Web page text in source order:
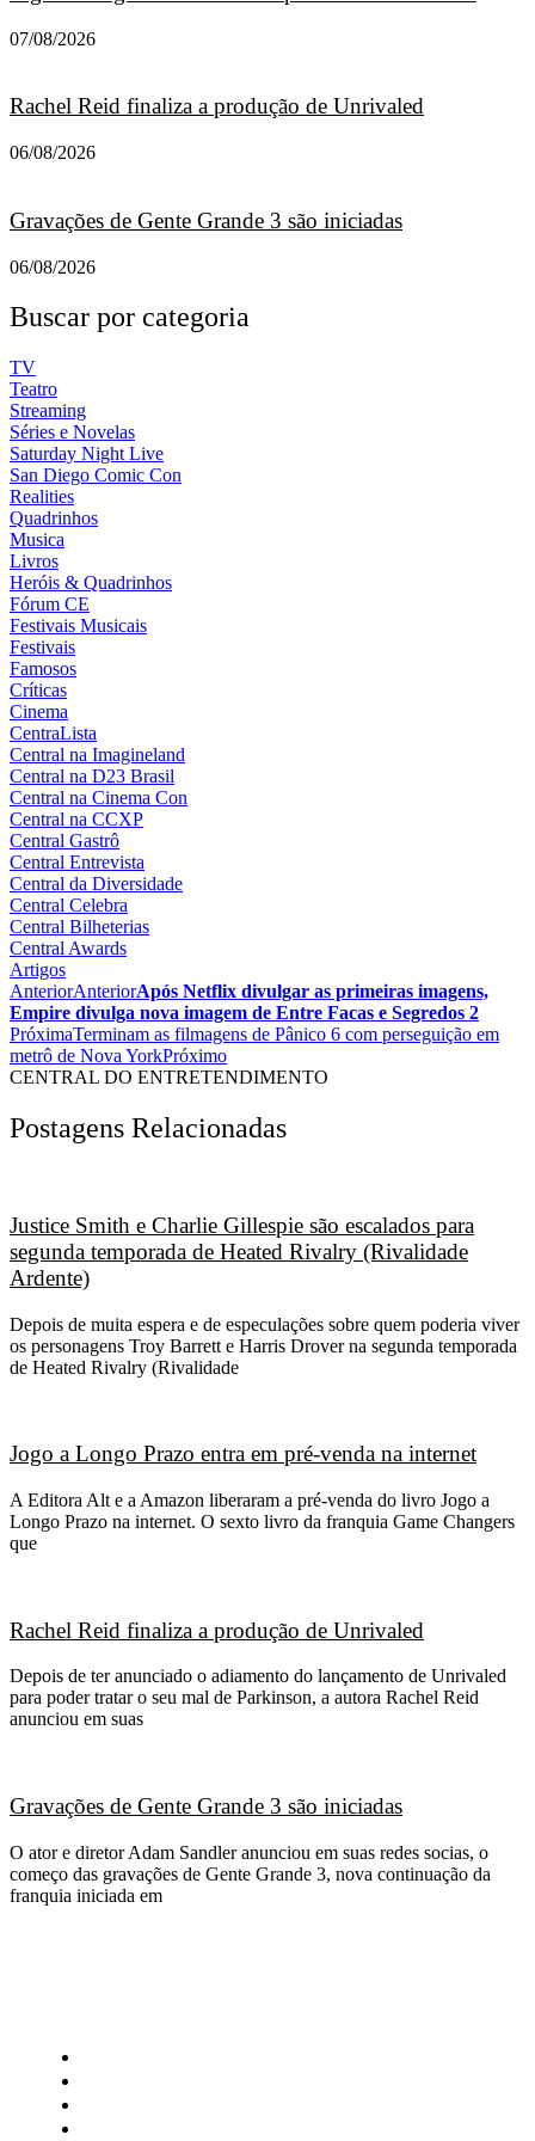
07/08/2026
Rachel Reid finaliza a produção de Unrivaled
06/08/2026
Gravações de Gente Grande 3 são iniciadas
06/08/2026
Buscar por categoria
TV
Teatro
Streaming
Séries e Novelas
Saturday Night Live
San Diego Comic Con
Realities
Quadrinhos
Musica
Livros
Heróis & Quadrinhos
Fórum CE
Festivais Musicais
Festivais
Famosos
Críticas
Cinema
CentraLista
Central na Imagineland
Central na D23 Brasil
Central na Cinema Con
Central na CCXP
Central Gastrô
Central Entrevista
Central da Diversidade
Central Celebra
Central Bilheterias
Central Awards
Artigos
AnteriorAnteriorApós Netflix divulgar as primeiras imagens,
Empire divulga nova imagem de Entre Facas e Segredos 2
PróximaTerminam as filmagens de Pânico 6 com perseguição em
metrô de Nova YorkPróximo
CENTRAL DO ENTRETENDIMENTO
Postagens Relacionadas
Justice Smith e Charlie Gillespie são escalados para
segunda temporada de Heated Rivalry (Rivalidade
Ardente)
Depois de muita espera e de especulações sobre quem poderia viver
os personagens Troy Barrett e Harris Drover na segunda temporada
de Heated Rivalry (Rivalidade
Jogo a Longo Prazo entra em pré-venda na internet
A Editora Alt e a Amazon liberaram a pré-venda do livro Jogo a
Longo Prazo na internet. O sexto livro da franquia Game Changers
que
Rachel Reid finaliza a produção de Unrivaled
Depois de ter anunciado o adiamento do lançamento de Unrivaled
para poder tratar o seu mal de Parkinson, a autora Rachel Reid
anunciou em suas
Gravações de Gente Grande 3 são iniciadas
O ator e diretor Adam Sandler anunciou em suas redes socias, o
começo das gravações de Gente Grande 3, nova continuação da
franquia iniciada em